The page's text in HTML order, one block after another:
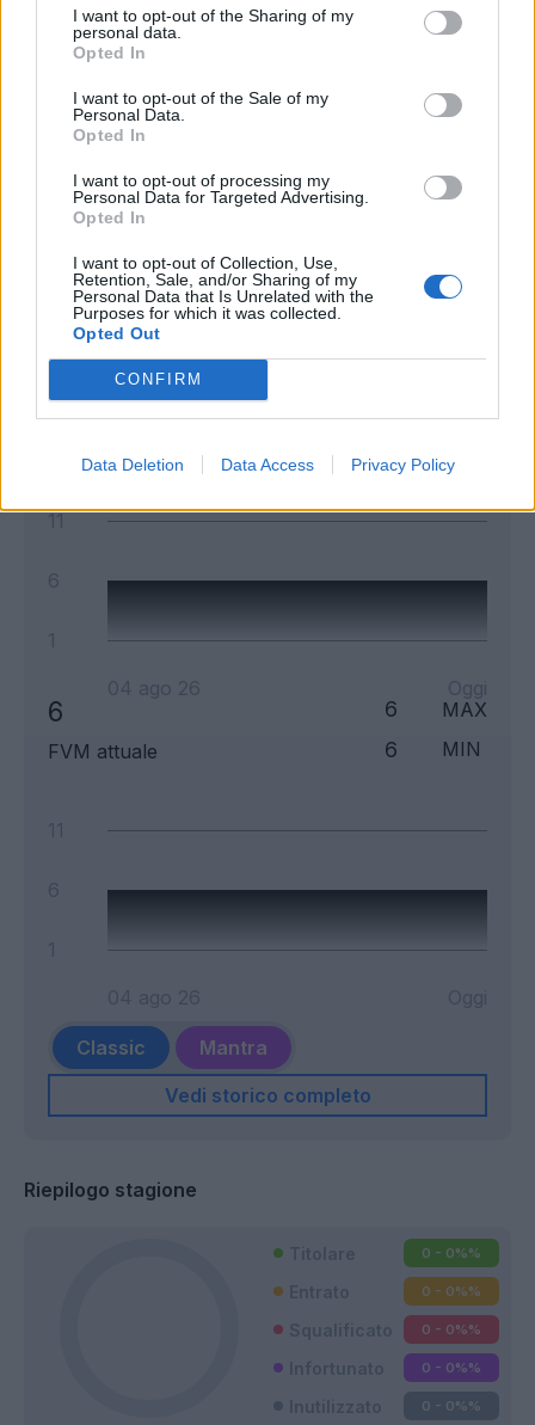
I want to opt-out of the Sharing of my
personal data.
Opted In
I want to opt-out of the Sale of my
Personal Data.
Opted In
I want to opt-out of processing my
Personal Data for Targeted Advertising.
Opted In
I want to opt-out of Collection, Use,
Retention, Sale, and/or Sharing of my
Personal Data that Is Unrelated with the
Purposes for which it was collected.
Opted Out
CONFIRM
Data Deletion Data Access Privacy Policy
Andamento FantaValore di Mercato
6
11
6
1
04 ago 26
Oggi
6
FVM attuale
6 MAX
6 MIN
Classic
Mantra
Vedi storico completo
Riepilogo stagione
0 - 0%%
0 - 0%%
0 - 0%%
0 - 0%%
0 - 0%%